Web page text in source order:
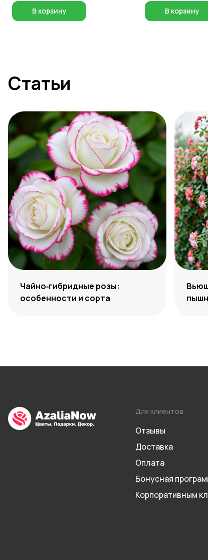
В корзину В корзину
Статьи
Чайно‑гибридные розы:
особенности и сорта
Для клиентов
Отзывы
Доставка
Оплата
Бонусная
Корпоративным